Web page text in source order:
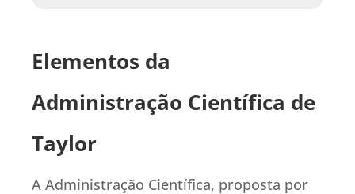
Elementos da
Administração Científica de
Taylor
A Administração Científica, proposta por